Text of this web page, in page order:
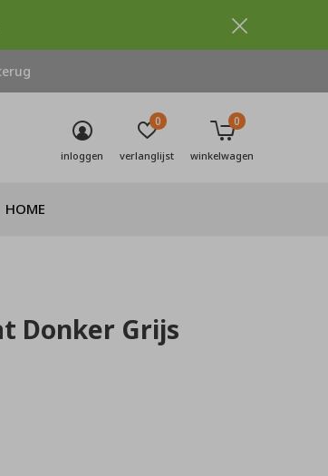
HOME
inloggen verlanglijst
0
winkelwagen
0
Donker Grijs